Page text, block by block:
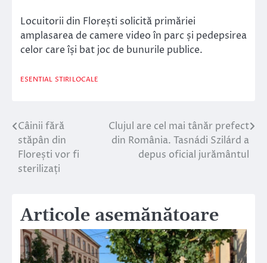
Locuitorii din Florești solicită primăriei
amplasarea de camere video în parc și pedepsirea
celor care își bat joc de bunurile publice.
ESENTIAL STIRI LOCALE
Navigare
în
articole
Câinii fără
stăpân din
Florești vor fi
sterilizați
Clujul are cel mai tânăr prefect
din România. Tasnádi Szilárd a
depus oficial jurământul
Articole asemănătoare